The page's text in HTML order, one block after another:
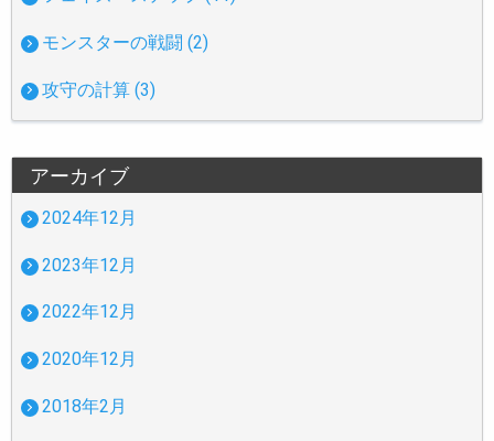
モンスターの戦闘 (2)
攻守の計算 (3)
アーカイブ
2024年12月
2023年12月
2022年12月
2020年12月
2018年2月